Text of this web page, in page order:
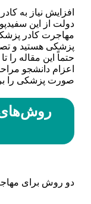
افزایش نیاز به
دولت از این
مهاجرت کادر
پزشکی هستید و
حتماً این مقاله را
اعزام دانشجو
صورت پزشکی را
روش‌های
دو روش برای